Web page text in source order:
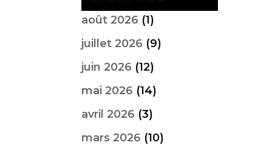
août 2026 (1)
juillet 2026 (9)
juin 2026 (12)
mai 2026 (14)
avril 2026 (3)
mars 2026 (10)